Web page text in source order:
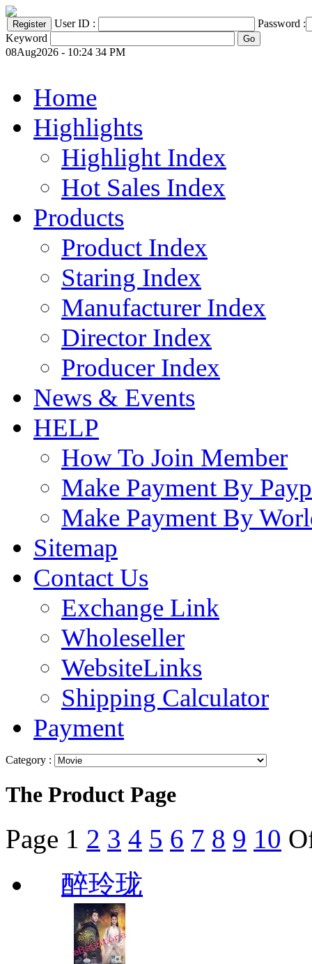
User ID :
Password :
Keyword
08Aug2026 - 10:24 34 PM
Home
Highlights
Highlight Index
Hot Sales Index
Products
Product Index
Staring Index
Manufacturer Index
Director Index
Producer Index
News & Events
HELP
How To Join Member
Make Payment By
Make Payment By
Sitemap
Contact Us
Exchange Link
Wholeseller
WebsiteLinks
Shipping Calculator
Payment
Category :
The Product Page
Page 1 2 3 4 5 6 7 8 9 10
醉玲珑